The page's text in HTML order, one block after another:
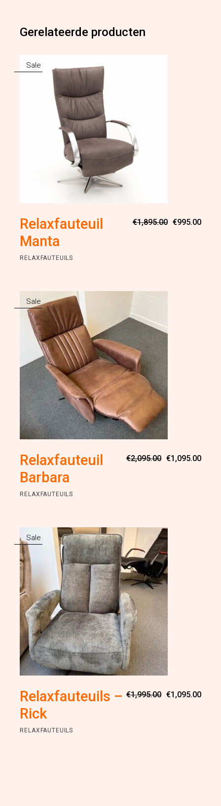
Gerelateerde producten
Sale
Relaxfauteuil
Manta
€1,895.00
prijs
€995.00
prijs
RELAXFAUTEUILS
Sale
Relaxfauteuil
Barbara
€2,095.00
prijs
€1,095.00
prijs
RELAXFAUTEUILS
Sale
Relaxfauteuils –
Rick
€1,995.00
prijs
€1,095.00
prijs
RELAXFAUTEUILS